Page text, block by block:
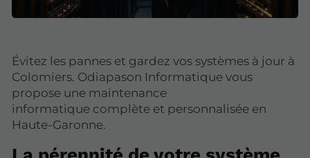
Évitez les pannes et gardez vos systèmes à jour à
Colomiers. Odiapason Informatique vous
propose une maintenance
informatique complète et personnalisée en
Haute-Garonne.